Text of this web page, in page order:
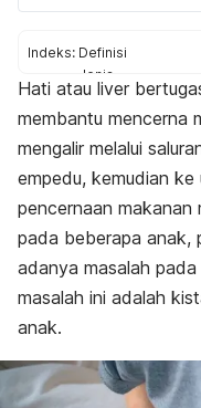
Indeks: Definisi
Jenis
Gejala
Penyebab
Diagnosis
Hati atau liver
membantu mencerna
mengalir melalui
empedu, kemudian
pencernaan makanan
pada beberapa anak,
adanya masalah
masalah ini adalah
anak.